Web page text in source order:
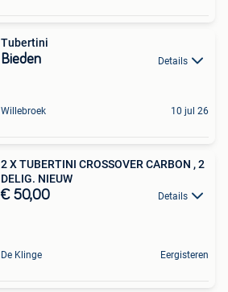
Tubertini
Bieden Details
Willebroek 10 jul 26
2 X TUBERTINI CROSSOVER CARBON , 2
DELIG. NIEUW
€ 50,00 Details
De Klinge Eergisteren